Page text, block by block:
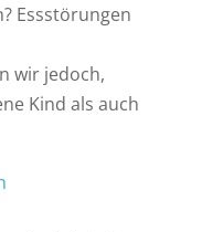
Essstörungen
wir jedoch,
Kind als auch